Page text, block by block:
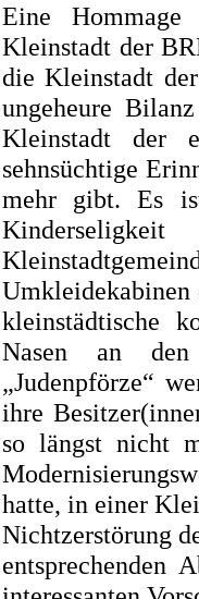
Eine
Kleinstadt der
die Kleinstadt
ungeheure
Kleinstadt der
sehnsüchtige
mehr gibt. Es
Umkleidekabinen
kleinstädtische
Nasen an den
„Judenpförze“
ihre
so längst nicht
hatte, in einer
Nichtzerstörung
entsprechenden